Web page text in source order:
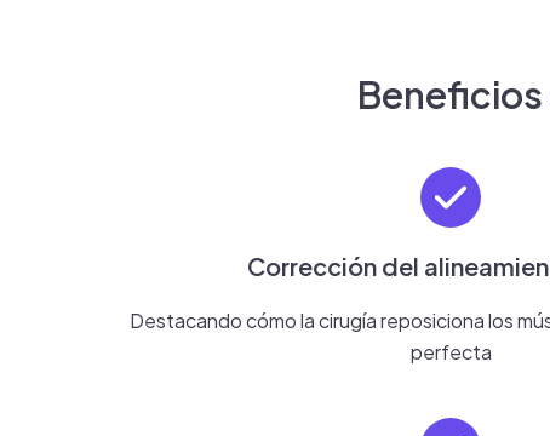
Beneficios
Corrección del
Destacando cómo la cirugía reposiciona los
perfecta